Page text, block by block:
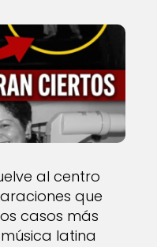
al centro
que
casos más
latina